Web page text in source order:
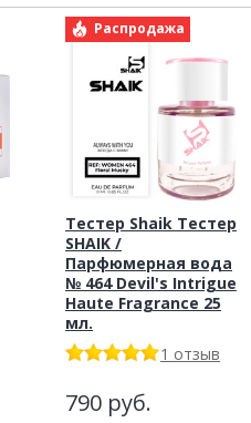
Распродажа
Тестер Shaik Тестер
SHAIK /
Парфюмерная вода
№ 464 Devil's Intrigue
Haute Fragrance 25
мл.
1 отзыв
790 руб.